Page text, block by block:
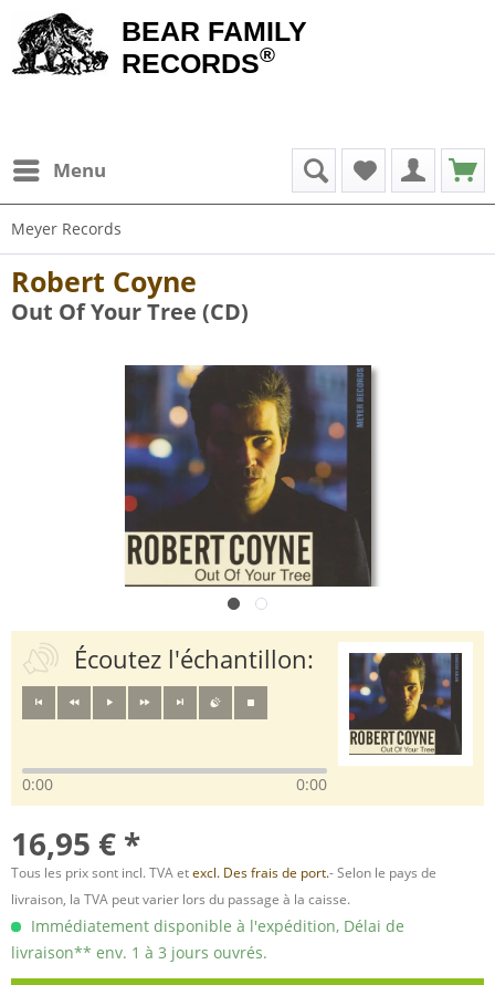
BEAR FAMILY
RECORDS®
Menu
Meyer Records
Robert Coyne
Out Of Your Tree (CD)
Écoutez l'échantillon:
0:00 0:00
16,95 € *
Tous les prix sont incl. TVA etexcl. Des frais de port.- Selon le pays de
livraison, la TVA peut varier lors du passage à la caisse.
Immédiatement disponible à l'expédition, Délai de
livraison** env. 1 à 3 jours ouvrés.